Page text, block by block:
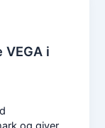
VEGA i